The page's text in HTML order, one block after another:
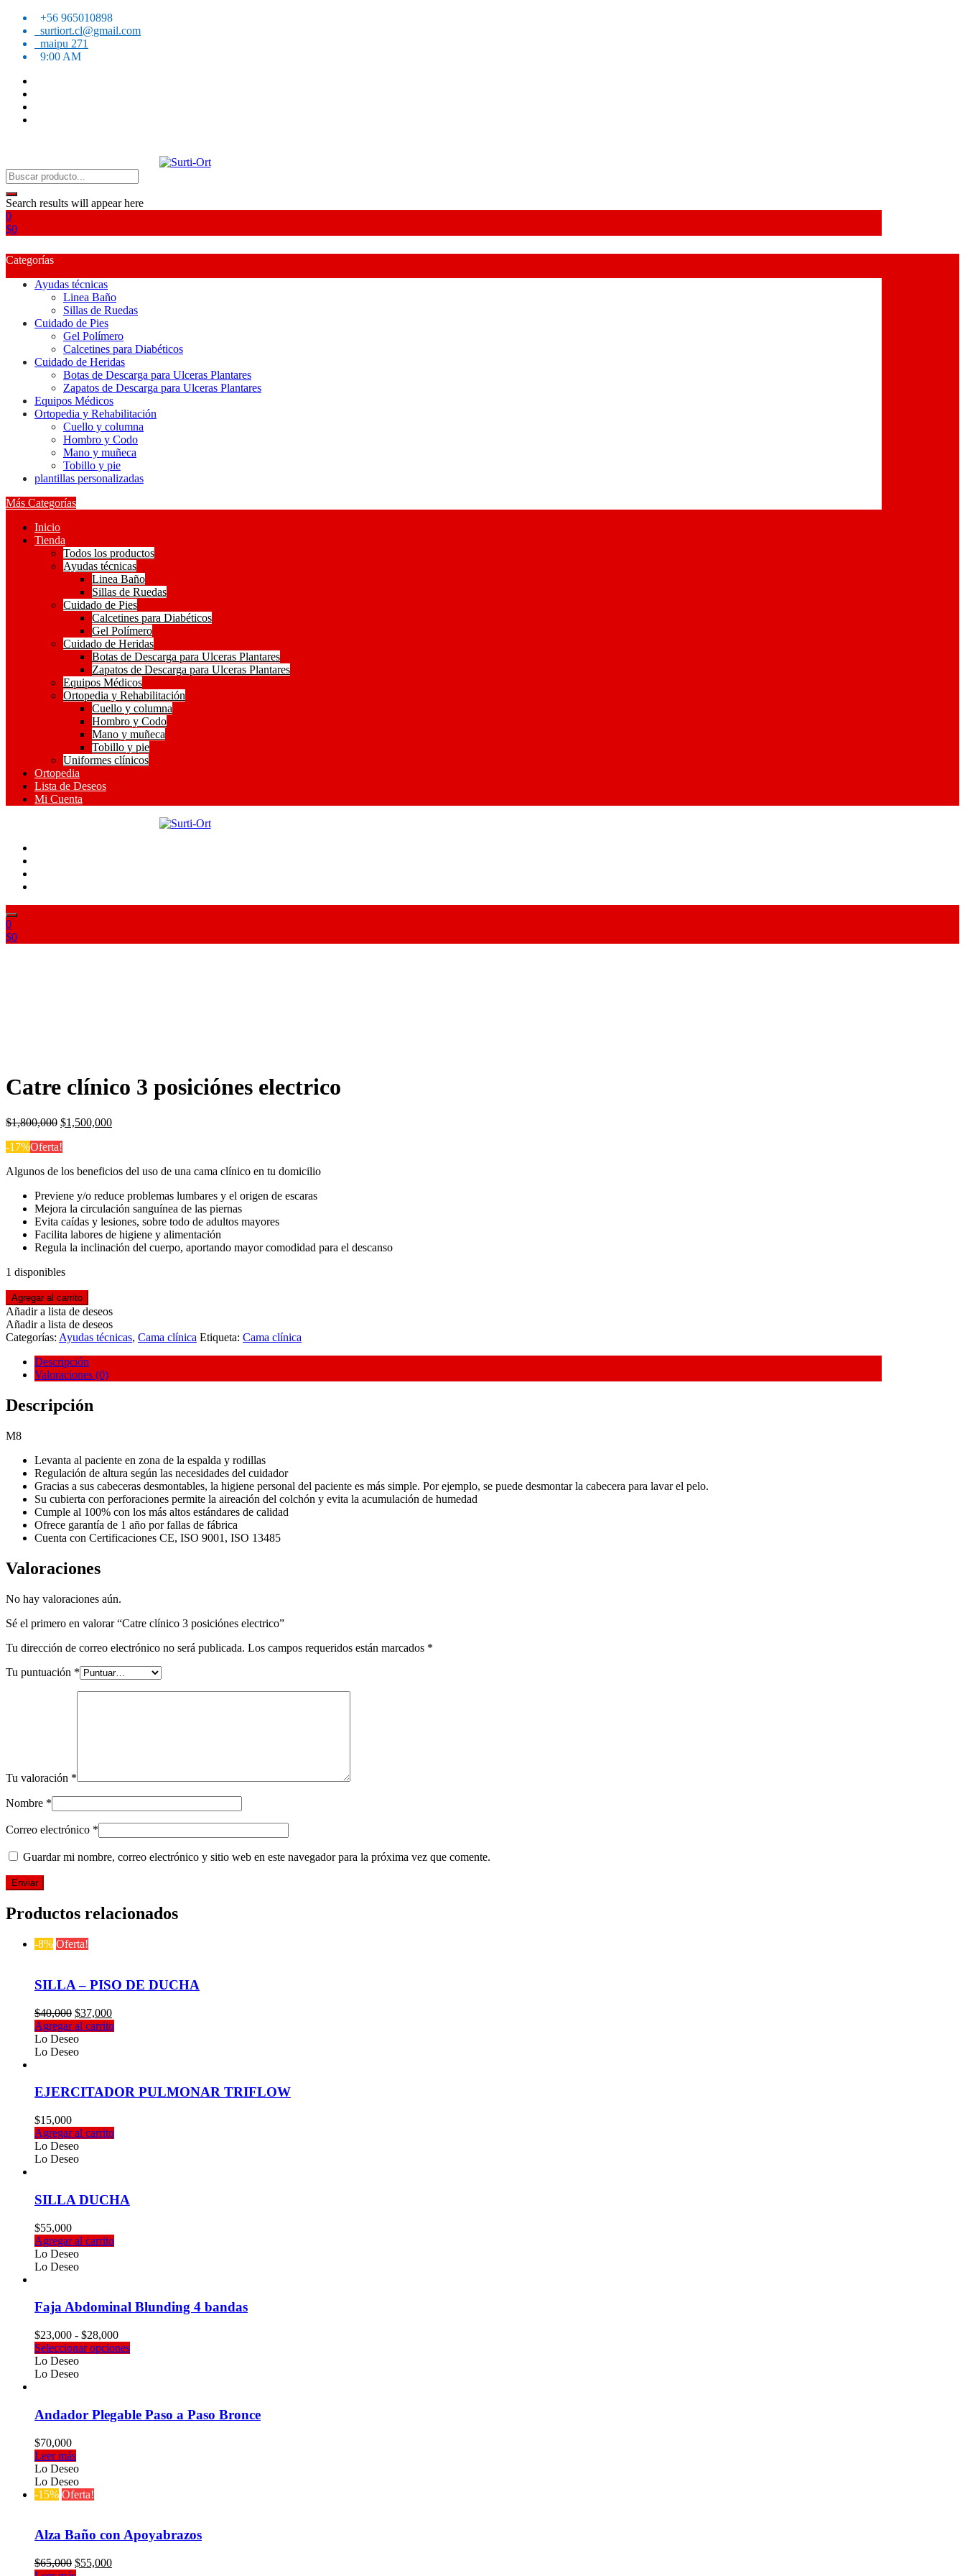
Skip
content
+56 965010898
surtiort.cl@gmail.com
maipu 271
9:00 AM
Search results will appear here
0
$0
Categorías
Ayudas técnicas
Linea Baño
Sillas de Ruedas
Cuidado de Pies
Gel Polímero
Calcetines para Diabéticos
Cuidado de Heridas
Botas de Descarga para Ulceras Plantares
Zapatos de Descarga para Ulceras Plantares
Equipos Médicos
Ortopedia y Rehabilitación
Cuello y columna
Hombro y Codo
Mano y muñeca
Tobillo y pie
plantillas personalizadas
Más Categorías
Inicio
Tienda
Todos los productos
Ayudas técnicas
Linea Baño
Sillas de Ruedas
Cuidado de Pies
Calcetines para Diabéticos
Gel Polímero
Cuidado de Heridas
Botas de Descarga para Ulceras Plantares
Zapatos de Descarga para Ulceras Plantares
Equipos Médicos
Ortopedia y Rehabilitación
Cuello y columna
Hombro y Codo
Mano y muñeca
Tobillo y pie
Uniformes clínicos
Ortopedia
Lista de Deseos
Mi Cuenta
0
$0
Catre clínico 3 posiciónes electrico
$1,800,000 El
original
$1,800,000.
$1,500,000El
$1,500,000.
-17%Oferta!
Algunos de los beneficios del uso de una cama clínico en tu domicilio
Previene y/o reduce problemas lumbares y el origen de escaras
Mejora la circulación sanguínea de las piernas
Evita caídas y lesiones, sobre todo de adultos mayores
Facilita labores de higiene y alimentación
Regula la inclinación del cuerpo, aportando mayor comodidad para el descanso
1 disponibles
Agregar al carrito
Añadir a lista de deseos
Añadir a lista de deseos
Categorías: Ayudas técnicas, Cama clínica Etiqueta: Cama clínica
Descripción
Valoraciones (0)
Descripción
M8
Levanta al paciente en zona de la espalda y rodillas
Regulación de altura según las necesidades del cuidador
Gracias a sus cabeceras desmontables, la higiene personal del paciente es más simple. Por ejemplo, se puede desmontar la cabecera para lavar el pelo.
Su cubierta con perforaciones permite la aireación del colchón y evita la acumulación de humedad
Cumple al 100% con los más altos estándares de calidad
Ofrece garantía de 1 año por fallas de fábrica
Cuenta con Certificaciones CE, ISO 9001, ISO 13485
Valoraciones
No hay valoraciones aún.
Sé el primero en valorar “Catre clínico 3 posiciónes electrico”
Tu dirección de correo electrónico no será publicada. Los campos requeridos están marcados *
Tu puntuación *
Tu valoración *
Nombre *
Correo electrónico *
Guardar mi nombre, correo electrónico y sitio web en este navegador para la próxima vez que comente.
Productos relacionados
-8% Oferta!
SILLA – PISO DE DUCHA
$40,000 El
precio
original
era:
$37,000El
precio
Agregar al carrito
Lo Deseo
Lo Deseo
EJERCITADOR PULMONAR TRIFLOW
$15,000
Agregar al carrito
Lo Deseo
Lo Deseo
SILLA DUCHA
$55,000
Agregar al carrito
Lo Deseo
Lo Deseo
Faja Abdominal Blunding 4 bandas
$23,000 - $28,000Rango
de
$28,000
Seleccionar opcionesEste
Las
opciones
producto
Lo Deseo
Lo Deseo
Andador Plegable Paso a Paso Bronce
$70,000
Leer más
Lo Deseo
Lo Deseo
-15% Oferta!
Alza Baño con Apoyabrazos
$65,000 El
$55,000El